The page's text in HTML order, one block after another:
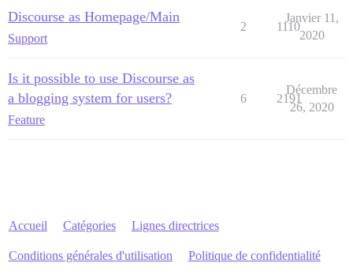
Discourse as Homepage/Main
Support
2 1110
Janvier 11,
2020
Is it possible to use Discourse as
a blogging system for users?
Feature
6 2191
Décembre
26, 2020
Accueil Catégories Lignes directrices
Conditions générales d'utilisation Politique de confidentialité